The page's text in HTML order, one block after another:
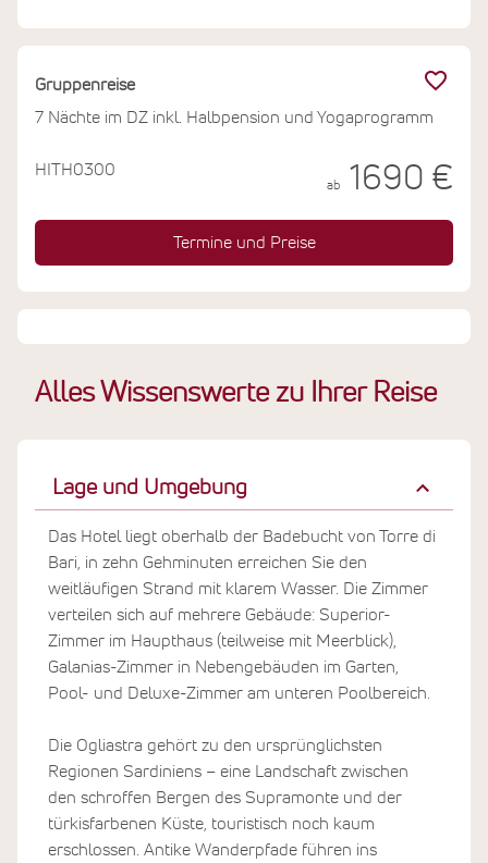
ist eine der ursprünglichsten Regionen Sardiniens – hier
Alles Wissenswerte zu Ihrer Reise
Lage und Umgebung
Das Hotel liegt oberhalb der Badebucht von Torre di
Bari, in zehn Gehminuten erreichen Sie den
weitläufigen Strand mit klarem Wasser. Die Zimmer
verteilen sich auf mehrere Gebäude: Superior-
Zimmer im Haupthaus (teilweise mit Meerblick),
Galanias-Zimmer in Nebengebäuden im Garten,
Pool- und Deluxe-Zimmer am unteren Poolbereich.
Die Ogliastra gehört zu den ursprünglichsten
Regionen Sardiniens – eine Landschaft zwischen
den schroffen Bergen des Supramonte und der
türkisfarbenen Küste, touristisch noch kaum
erschlossen. Antike Wanderpfade führen ins
Gruppenreise
7 Nächte im DZ inkl. Halbpension und Yogaprogramm
HITH0300
ab 1690 €
Termine und Preise